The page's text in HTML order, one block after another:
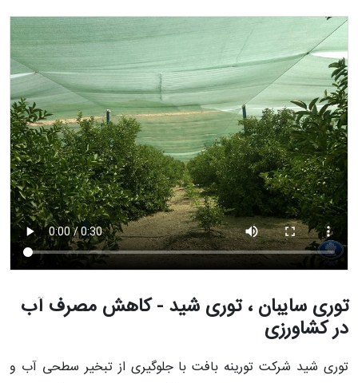
توری سایبان ، توری شید - کاهش مصرف آب
در کشاورزی
توری شید شرکت تورینه بافت با جلوگیری از تبخیر سطحی آب و